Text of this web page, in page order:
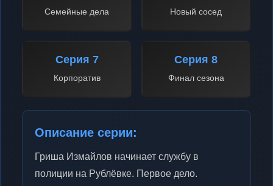
Семейные дела Новый сосед
Серия 7
Корпоратив
Серия 8
Финал сезона
Описание серии:
Гриша Измайлов начинает службу в
полиции на Рублёвке. Первое дело.